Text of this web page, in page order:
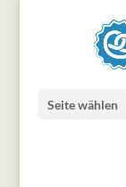
Seite wählen